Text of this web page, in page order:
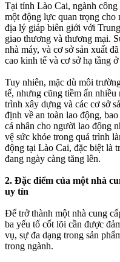
Tại tỉnh Lào Cai, ngành
một động lực quan trọng
địa lý giáp biên giới với
giao thương và thương mại.
nhà máy, và cơ sở sản xuất
cao kinh tế và cơ sở hạ tầng
Tuy nhiên, mặc dù môi
tế, nhưng cũng tiềm ẩn
trình xây dựng và các cơ sở
định về an toàn lao động,
cá nhân cho người lao động
vệ sức khỏe trong quá trình
động tại Lào Cai, đặc biệt là
đang ngày càng tăng lên.
2. Đặc điểm của một nhà
uy tín
Để trở thành một nhà cung
ba yếu tố cốt lõi cần được
vụ, sự đa dạng trong sản
trong ngành.